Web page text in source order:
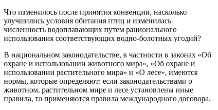
Что изменилось после принятия конвенции, насколько
улучшились условия обитания птиц и изменилась
численность водоплавающих путем рационального
использования соответствующих водно-болотных угодий?
В национальном законодательстве, в частности в законах «Об
охране и использовании животного мира», «Об охране и
использовании растительного мира» и «О лесе», имеются
нормы, которые определяют: если законодательствами о
животном, растительном мире и лесе установлены иные
правила, то применяются правила международного договора.